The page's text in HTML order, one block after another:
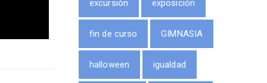
excursión exposición
fin de curso GIMNASIA
halloween igualdad